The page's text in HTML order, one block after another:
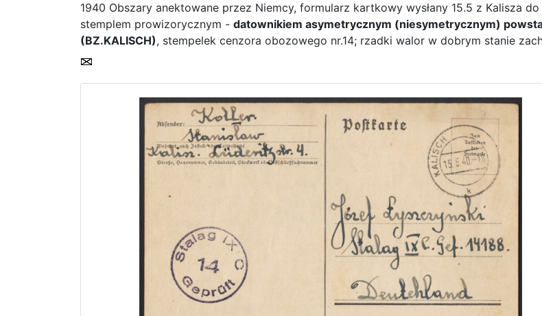
1940 Obszary anektowane przez Niemcy, formularz kartkowy wysłany 15.5 z Kalisza
stemplem prowizorycznym - datownikiem asymetrycznym (niesymetrycznym)
(BZ.KALISCH), stempelek cenzora obozowego nr.14; rzadki walor w dobrym stanie